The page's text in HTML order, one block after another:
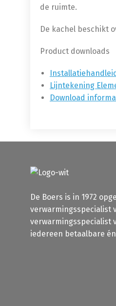
de ruimte.
De kachel beschikt
Product downloads
Lijntekening
Download
De Boers is in 1972
verwarmingsspecialist
verwarmingsspecialist
iedereen betaalbare